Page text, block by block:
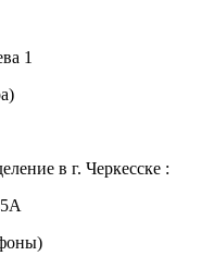
1
в г. Черкесске :